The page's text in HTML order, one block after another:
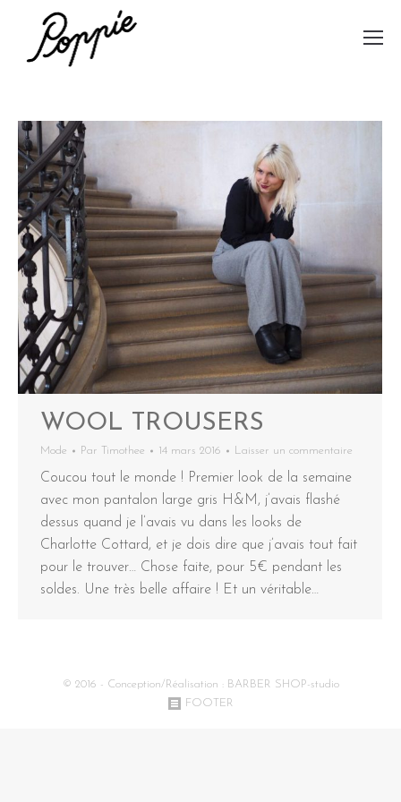
WOOL TROUSERS
Mode Par Timothee 14 mars 2016 Laisser un commentaire
Coucou tout le monde ! Premier look de la semaine
avec mon pantalon large gris H&M, j’avais flashé
dessus quand je l’avais vu dans les looks de
Charlotte Cottard, et je dois dire que j’avais tout fait
pour le trouver… Chose faite, pour 5€ pendant les
soldes. Une très belle affaire ! Et un véritable…
© 2016 - Conception/Réalisation : BARBER SHOP-studio
FOOTER